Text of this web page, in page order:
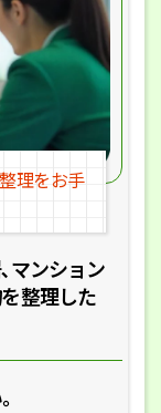
マンション
整理した
理をお手